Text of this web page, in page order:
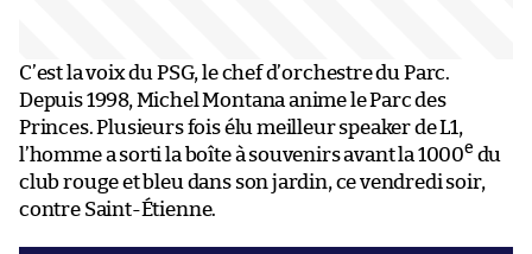
C’est la voix du PSG, le chef d’orchestre du Parc.
Depuis 1998, Michel Montana anime le Parc des
Princes. Plusieurs fois élu meilleur speaker de L1,
l’homme a sorti la boîte à souvenirs avant la 1000e du
club rouge et bleu dans son jardin, ce vendredi soir,
contre Saint-Étienne.